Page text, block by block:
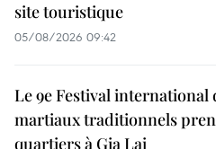
site touristique
05/08/2026 09:42
Le 9e Festival international
martiaux traditionnels
quartiers à Gia Lai